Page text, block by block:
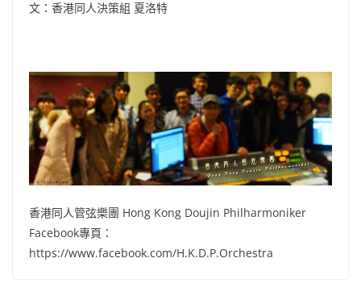
文：香港同人決策組 夏洛特
香港同人管弦樂團 Hong Kong Doujin Philharmoniker
Facebook專頁：
https://www.facebook.com/H.K.D.P.Orchestra